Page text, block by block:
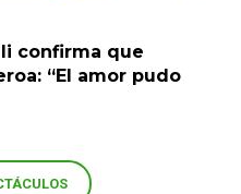
confirma que
“El amor pudo